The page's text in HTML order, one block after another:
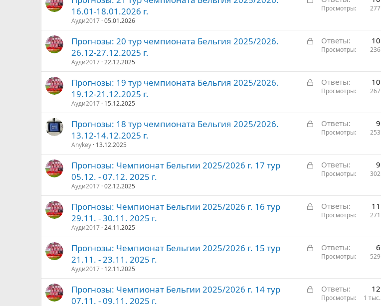
р
ы
16.01-18.01.2026 г.
Ауди2017 05.01.2026
Просмотры 277
З
р
ы
Прогнозы: 20 тур чемпионата Бельгия 2025/2026.
26.12-27.12.2025 г.
Ауди2017 22.12.2025
Ответы 10
Просмотры 236
З
р
ы
Прогнозы: 19 тур чемпионата Бельгия 2025/2026.
19.12-21.12.2025 г.
Ауди2017 15.12.2025
Ответы 10
Просмотры 267
З
р
ы
Прогнозы: 18 тур чемпионата Бельгия 2025/2026.
13.12-14.12.2025 г.
Anykey 13.12.2025
Ответы 9
Просмотры 253
З
р
ы
Прогнозы: Чемпионат Бельгии 2025/2026 г. 17 тур
05.12. - 07.12. 2025 г.
Ауди2017 02.12.2025
Ответы 9
Просмотры 302
З
р
ы
Прогнозы: Чемпионат Бельгии 2025/2026 г. 16 тур
29.11. - 30.11. 2025 г.
Ауди2017 24.11.2025
Ответы 11
Просмотры 271
З
р
ы
Прогнозы: Чемпионат Бельгии 2025/2026 г. 15 тур
21.11. - 23.11. 2025 г.
Ауди2017 12.11.2025
Ответы 6
Просмотры 529
З
Прогнозы: Чемпионат Бельгии 2025/2026 г. 14 тур
07.11. - 09.11. 2025 г.
Ответы 12
Просмотры 1 тыс.